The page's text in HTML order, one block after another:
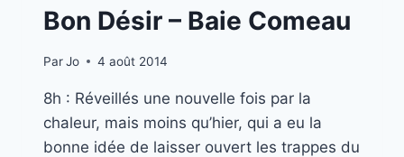
Bon Désir – Baie Comeau
ParJo 4 août 2014
8h : Réveillés une nouvelle fois par la
chaleur, mais moins qu’hier, qui a eu la
bonne idée de laisser ouvert les trappes du